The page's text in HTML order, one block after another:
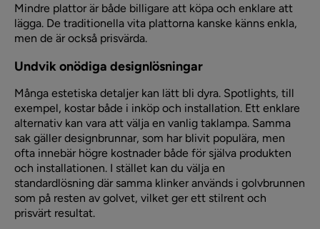
Mindre plattor är både billigare att köpa och enklare att
lägga. De traditionella vita plattorna kanske känns enkla,
men de är också prisvärda.
Undvik onödiga designlösningar
Många estetiska detaljer kan lätt bli dyra. Spotlights, till
exempel, kostar både i inköp och installation. Ett enklare
alternativ kan vara att välja en vanlig taklampa. Samma
sak gäller designbrunnar, som har blivit populära, men
ofta innebär högre kostnader både för själva produkten
och installationen. I stället kan du välja en
standardlösning där samma klinker används i golvbrunnen
som på resten av golvet, vilket ger ett stilrent och
prisvärt resultat.